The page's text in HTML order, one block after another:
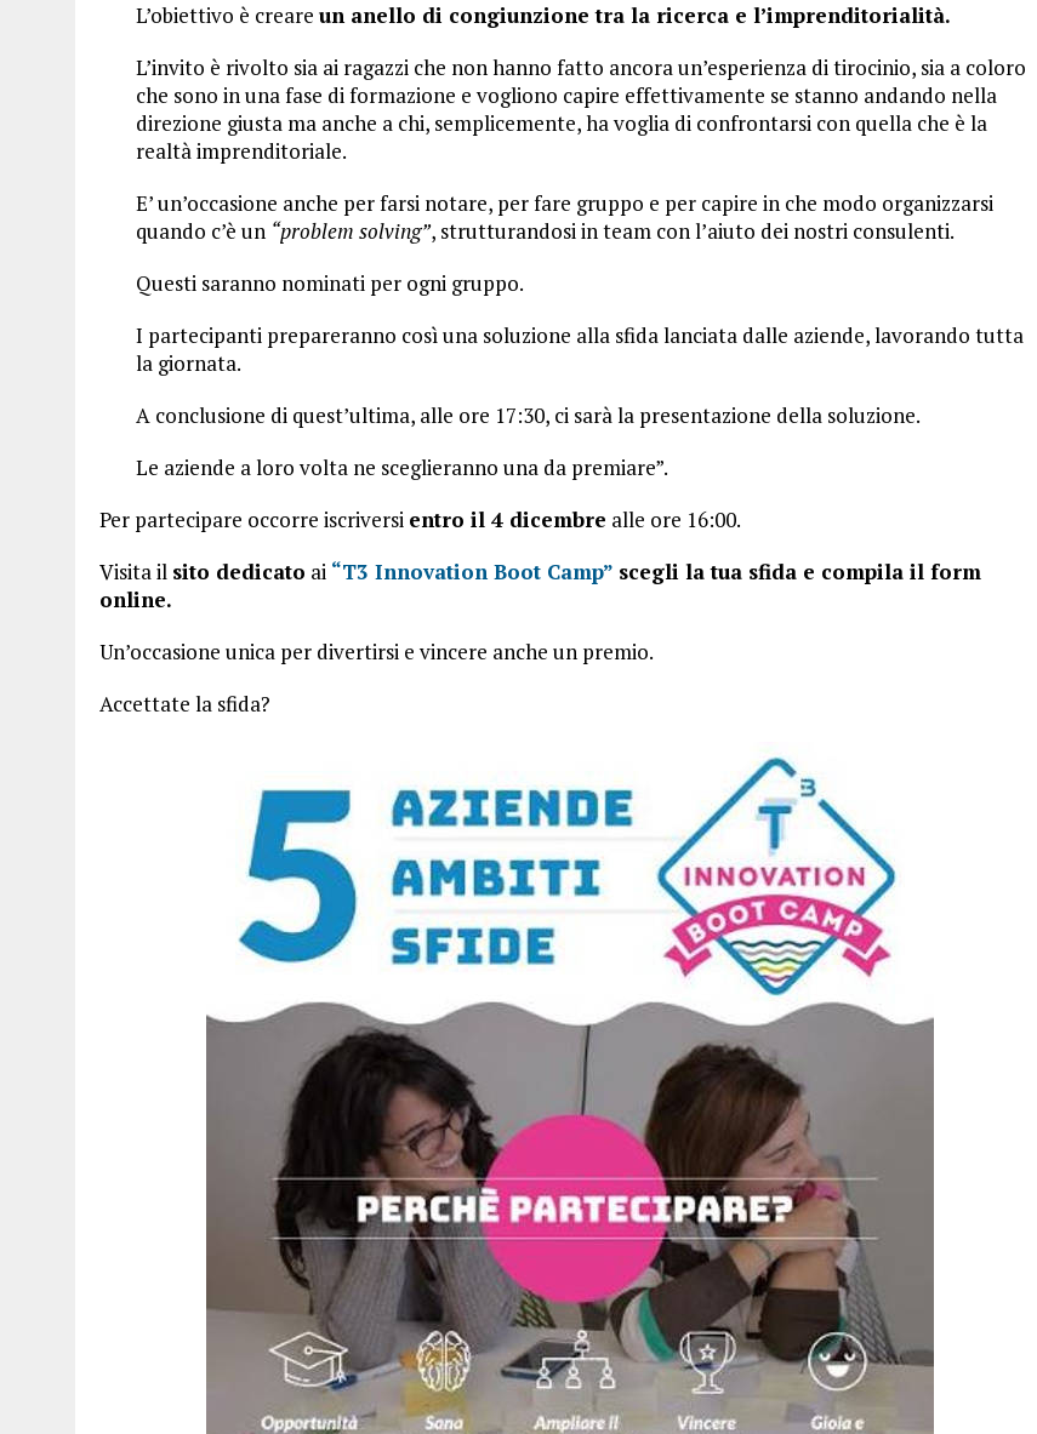
L’obiettivo è creare un anello di congiunzione tra la ricerca e l’imprenditorialità.
L’invito è rivolto sia ai ragazzi che non hanno fatto ancora un’esperienza di tirocinio, sia a coloro
che sono in una fase di formazione e vogliono capire effettivamente se stanno andando nella
direzione giusta ma anche a chi, semplicemente, ha voglia di confrontarsi con quella che è la
realtà imprenditoriale.
E’ un’occasione anche per farsi notare, per fare gruppo e per capire in che modo organizzarsi
quando c’è un “problem solving”, strutturandosi in team con l’aiuto dei nostri consulenti.
Questi saranno nominati per ogni gruppo.
I partecipanti prepareranno così una soluzione alla sfida lanciata dalle aziende, lavorando tutta
la giornata.
A conclusione di quest’ultima, alle ore 17:30, ci sarà la presentazione della soluzione.
Le aziende a loro volta ne sceglieranno una da premiare”.
Per partecipare occorre iscriversi entro il 4 dicembre alle ore 16:00.
Visita il sito dedicato ai “T3 Innovation Boot Camp” scegli la tua sfida e compila il form
online.
Un’occasione unica per divertirsi e vincere anche un premio.
Accettate la sfida?